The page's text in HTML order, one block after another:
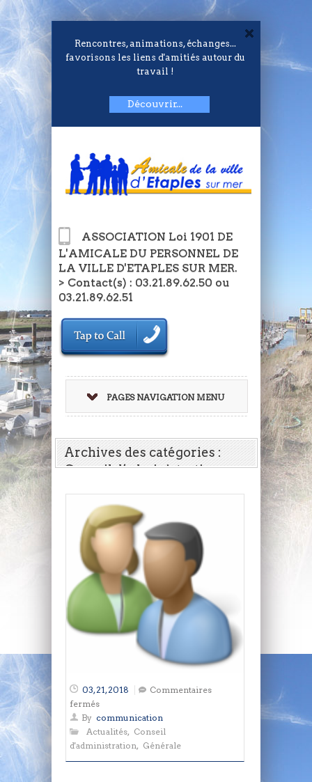
Rencontres, animations, échanges...
favorisons les liens d'amitiés autour du
travail !
Découvrir...
ASSOCIATION Loi 1901 DE
L'AMICALE DU PERSONNEL DE
LA VILLE D'ETAPLES SUR MER.
> Contact(s) : 03.21.89.62.50 ou
03.21.89.62.51
PAGES NAVIGATION MENU
Archives des catégories :
Conseil d’administration
03, 21, 2018
Commentaires
ferméssur
Compte
rendu
–
Bilan
By communication
Actualités, Conseil
d'administration, Générale